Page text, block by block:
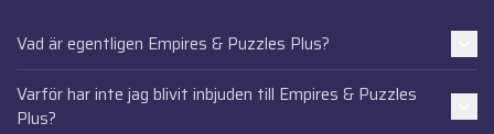
Vad är egentligen Empires & Puzzles Plus?
Varför har inte jag blivit inbjuden till Empires & Puzzles
Plus?